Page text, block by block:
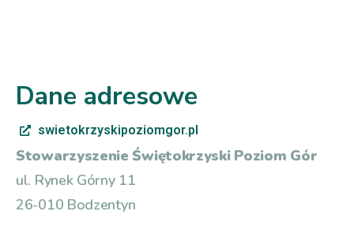
Dane adresowe
swietokrzyskipoziomgor.pl
Stowarzyszenie Świętokrzyski Poziom Gór
ul. Rynek Górny 11
26-010 Bodzentyn